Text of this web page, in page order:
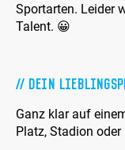
Sportarten. Leider
Talent. 😀
Dein
Ganz klar auf
Platz, Stadion